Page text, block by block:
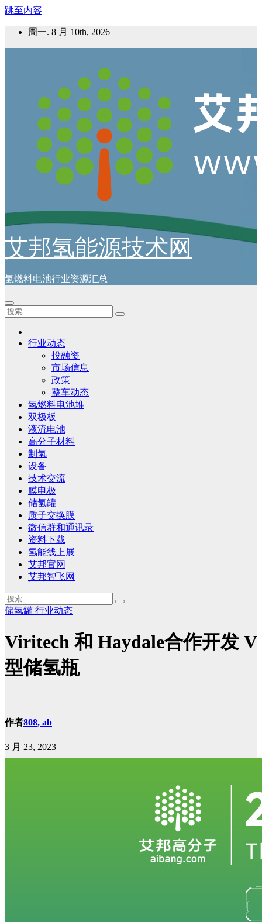
跳至内容
周一. 8 月 10th, 2026
艾邦氢能源技术网
氢燃料电池行业资源汇总
行业动态
投融资
市场信息
政策
整车动态
氢燃料电池堆
双极板
液流电池
高分子材料
制氢
设备
技术交流
膜电极
储氢罐
质子交换膜
微信群和通讯录
资料下载
氢能线上展
艾邦官网
艾邦智飞网
储氢罐 行业动态
Viritech 和 Haydale合作开发 V
型储氢瓶
作者808, ab
3 月 23, 2023